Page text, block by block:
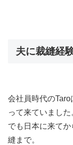
夫に裁縫経
会社員時代の
って来ていました
でも日本に来て
縫まで。